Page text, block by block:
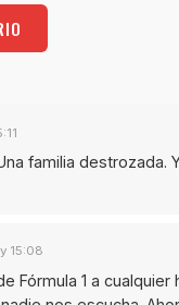
familia
15:08
Fórmula 1 a